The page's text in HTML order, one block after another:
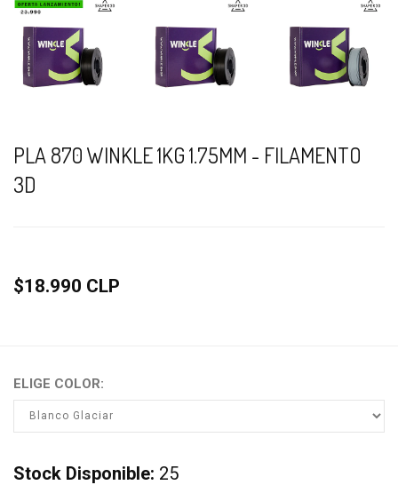
PLA 870 WINKLE 1KG 1.75MM - FILAMENTO
3D
$18.990 CLP
ELIGE COLOR:
Stock Disponible: 25